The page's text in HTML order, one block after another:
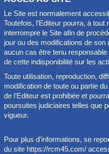
Le Site est normalement
Toutefois, l'Editeur pourra, à
interrompre le Site afin de
jour ou des modifications de
aucun cas être tenu
de cette indisponibilité sur les
Toute utilisation, reproduction,
modification de toute ou partie
de l’Editeur est prohibée et
poursuites judiciaires telles que
vigueur.
Pour plus d’informations, se
du site https://rcm45.com/